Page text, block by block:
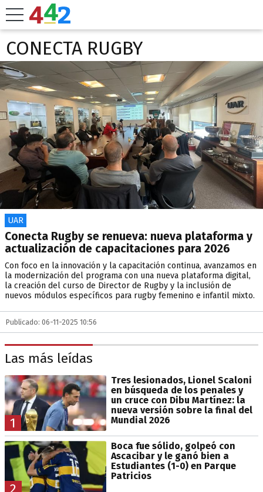
CONECTA RUGBY
UAR
Conecta Rugby se renueva: nueva plataforma y
actualización de capacitaciones para 2026
Con foco en la innovación y la capacitación continua, avanzamos en
la modernización del programa con una nueva plataforma digital,
la creación del curso de Director de Rugby y la inclusión de
nuevos módulos específicos para rugby femenino e infantil mixto.
Publicado: 06-11-2025 10:56
Las más leídas
1
Tres lesionados, Lionel Scaloni
en búsqueda de los penales y
un cruce con Dibu Martínez: la
nueva versión sobre la final del
Mundial 2026
2
Boca fue sólido, golpeó con
Ascacibar y le ganó bien a
Estudiantes (1-0) en Parque
Patricios